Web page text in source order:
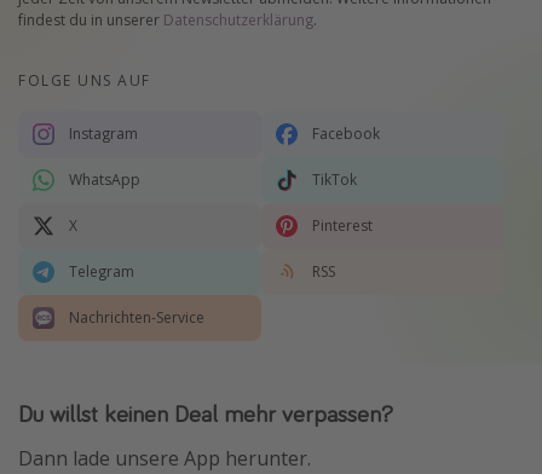
findest du in unserer Datenschutzerklärung.
FOLGE UNS AUF
Instagram Facebook
WhatsApp TikTok
X Pinterest
Telegram RSS
Nachrichten-Service
Du willst keinen Deal mehr verpassen?
Dann lade unsere App herunter.